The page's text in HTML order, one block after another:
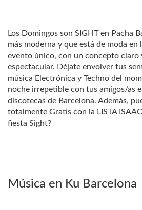
Los Domingos son SIGHT en Pacha
más moderna y que está de moda en
evento único, con un concepto claro
espectacular. Déjate envolver tus
música Electrónica y Techno del
noche irrepetible con tus amigos/as
discotecas de Barcelona. Además,
totalmente Gratis con la LISTA
fiesta Sight?
Música en Ku Barcelona